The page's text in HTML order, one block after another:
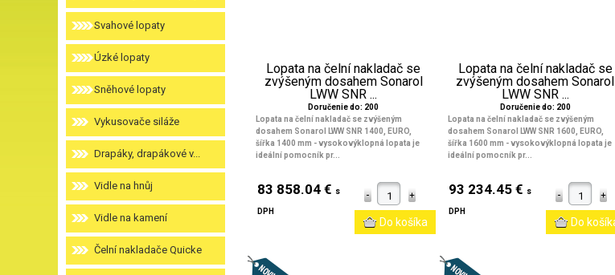
Svahové lopaty
Úzké lopaty
Sněhové lopaty
Vykusovače siláže
Drapáky, drapákové v...
Vidle na hnůj
Vidle na kamení
Čelní nakladače Quicke
Lopata na čelní nakladač se
zvýšeným dosahem Sonarol
LWW SNR ...
Doručenie do: 200
Lopata na čelní nakladač se zvýšeným
dosahem Sonarol LWW SNR 1400, EURO,
šířka 1400 mm - vysokovýklopná lopata je
ideální pomocník pr...
83 858.04 € s
DPH
Lopata na čelní nakladač se
zvýšeným dosahem Sonarol
LWW SNR ...
Doručenie do: 200
Lopata na čelní nakladač se zvýšeným
dosahem Sonarol LWW SNR 1600, EURO,
šířka 1600 mm - vysokovýklopná lopata je
ideální pomocník pr...
93 234.45 € s
DPH